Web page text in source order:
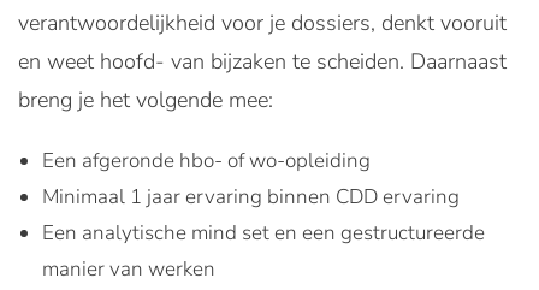
verantwoordelijkheid voor je dossiers, denkt vooruit
en weet hoofd- van bijzaken te scheiden. Daarnaast
breng je het volgende mee:
Een afgeronde hbo- of wo-opleiding
Minimaal 1 jaar ervaring binnen CDD ervaring
Een analytische mind set en een gestructureerde
manier van werken